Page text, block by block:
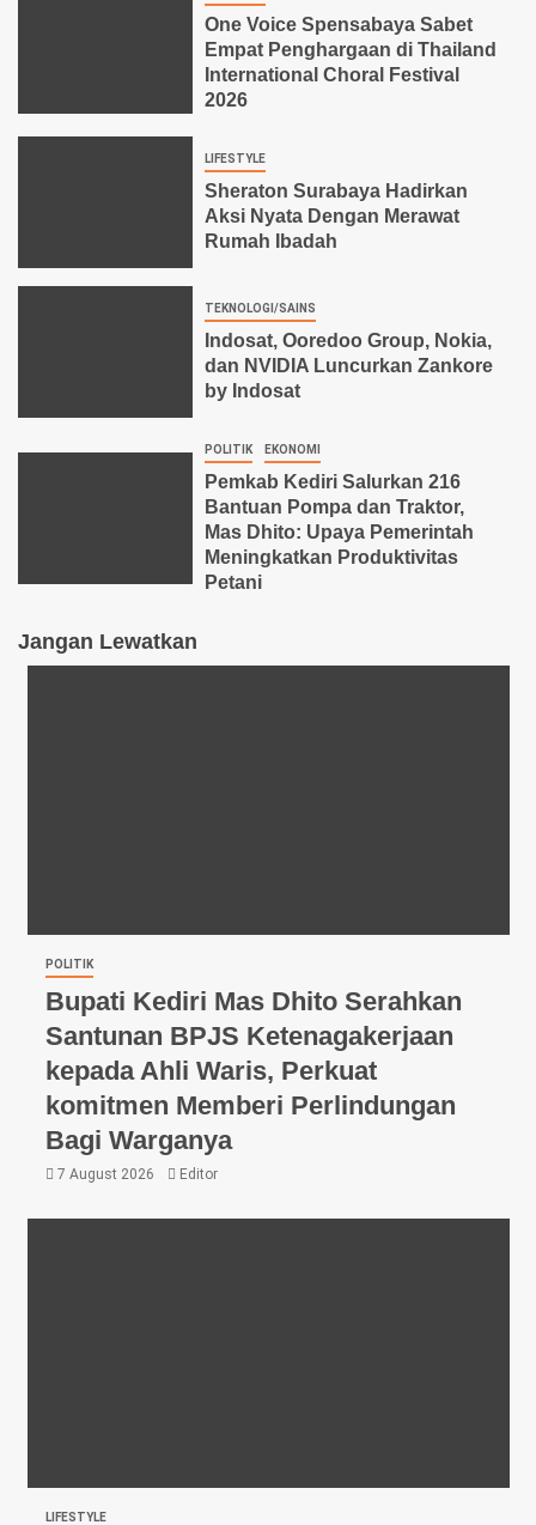
One Voice Spensabaya Sabet
Empat Penghargaan di Thailand
International Choral Festival
2026
LIFESTYLE
Sheraton Surabaya Hadirkan
Aksi Nyata Dengan Merawat
Rumah Ibadah
TEKNOLOGI/SAINS
Indosat, Ooredoo Group, Nokia,
dan NVIDIA Luncurkan Zankore
by Indosat
POLITIK EKONOMI
Pemkab Kediri Salurkan 216
Bantuan Pompa dan Traktor,
Mas Dhito: Upaya Pemerintah
Meningkatkan Produktivitas
Petani
Jangan Lewatkan
POLITIK
Bupati Kediri Mas Dhito Serahkan
Santunan BPJS Ketenagakerjaan
kepada Ahli Waris, Perkuat
komitmen Memberi Perlindungan
Bagi Warganya
7 August 2026 Editor
LIFESTYLE